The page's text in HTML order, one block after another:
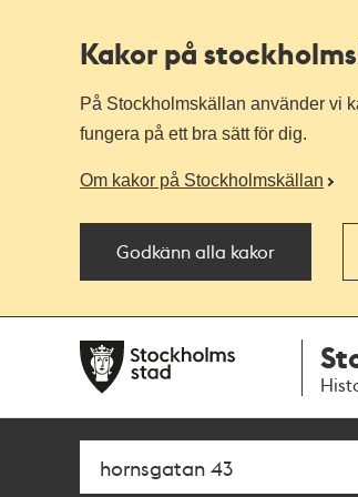
Kakor på
På Stockholmskällan använder vi
fungera på ett bra sätt för dig.
Om kakor på Stockholmskällan
Godkänn alla kakor
navigationen
huvudinnehållet
Sök